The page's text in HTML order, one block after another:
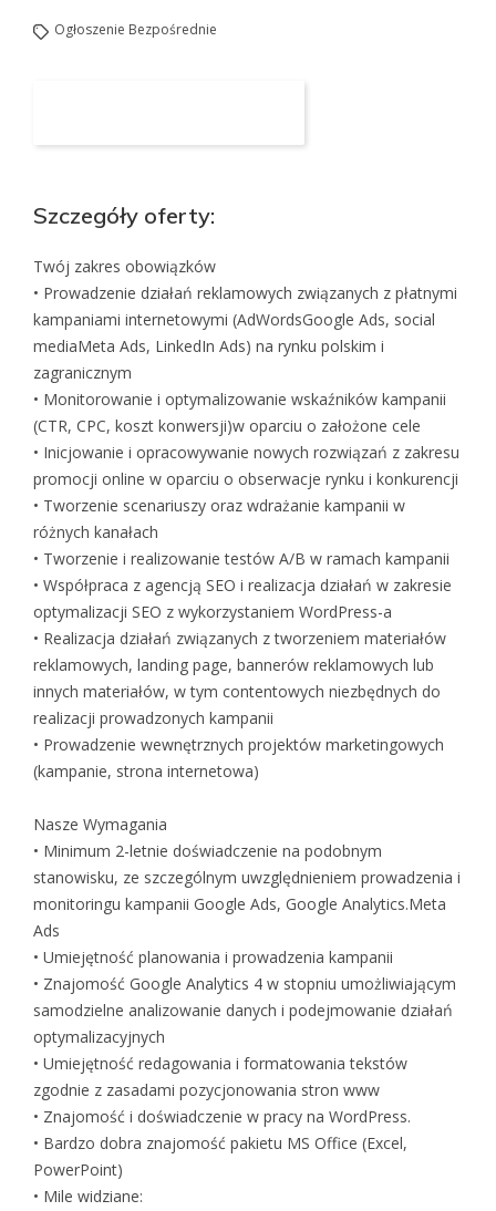
Ogłoszenie Bezpośrednie
Szczegóły oferty:
Twój zakres obowiązków
• Prowadzenie działań reklamowych związanych z płatnymi
kampaniami internetowymi (AdWordsGoogle Ads, social
mediaMeta Ads, LinkedIn Ads) na rynku polskim i
zagranicznym
• Monitorowanie i optymalizowanie wskaźników kampanii
(CTR, CPC, koszt konwersji)w oparciu o założone cele
• Inicjowanie i opracowywanie nowych rozwiązań z zakresu
promocji online w oparciu o obserwacje rynku i konkurencji
• Tworzenie scenariuszy oraz wdrażanie kampanii w
różnych kanałach
• Tworzenie i realizowanie testów A/B w ramach kampanii
• Współpraca z agencją SEO i realizacja działań w zakresie
optymalizacji SEO z wykorzystaniem WordPress-a
• Realizacja działań związanych z tworzeniem materiałów
reklamowych, landing page, bannerów reklamowych lub
innych materiałów, w tym contentowych niezbędnych do
realizacji prowadzonych kampanii
• Prowadzenie wewnętrznych projektów marketingowych
(kampanie, strona internetowa)
Nasze Wymagania
• Minimum 2-letnie doświadczenie na podobnym
stanowisku, ze szczególnym uwzględnieniem prowadzenia i
monitoringu kampanii Google Ads, Google Analytics.Meta
Ads
• Umiejętność planowania i prowadzenia kampanii
• Znajomość Google Analytics 4 w stopniu umożliwiającym
samodzielne analizowanie danych i podejmowanie działań
optymalizacyjnych
• Umiejętność redagowania i formatowania tekstów
zgodnie z zasadami pozycjonowania stron www
• Znajomość i doświadczenie w pracy na WordPress.
• Bardzo dobra znajomość pakietu MS Office (Excel,
PowerPoint)
• Mile widziane: